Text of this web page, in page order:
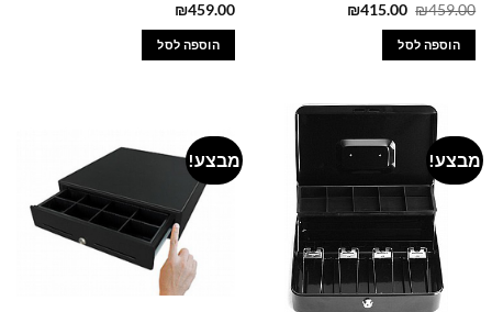
₪459.00
המחיר
היה:
₪459.00.
₪415.00
המחיר
הוספה לסל
₪459.00
הוספה לסל
מבצע! מבצע!